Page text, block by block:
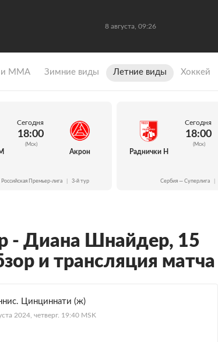
8 августа, 09:26
и ММА Зимние виды Летние виды Хоккей
Сегодня
18:00
(Мск)
Акрон
Премьер-лига 3-й тур
Раднички Н
Сегодня
18:00
(Мск)
Сербия — Суперлига
- Диана Шнайдер, 15
и трансляция матча
Цинциннати (ж)
2024, четверг. 19:40 MSK